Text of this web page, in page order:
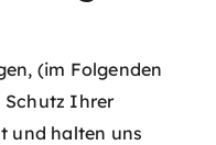
(im Folgenden
Schutz Ihrer
und halten uns